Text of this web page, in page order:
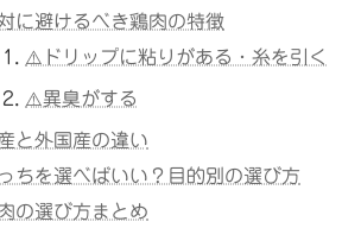
に避けるべき鶏肉の特徴
⚠️ドリップに粘りがある・糸を引く
⚠️異臭がする
と外国産の違い
ちを選べばいい？目的別の選び方
の選び方まとめ